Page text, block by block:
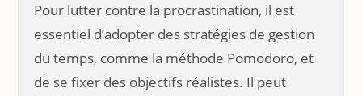
Pour lutter contre la procrastination, il est
essentiel d’adopter des stratégies de gestion
du temps, comme la méthode Pomodoro, et
de se fixer des objectifs réalistes. Il peut